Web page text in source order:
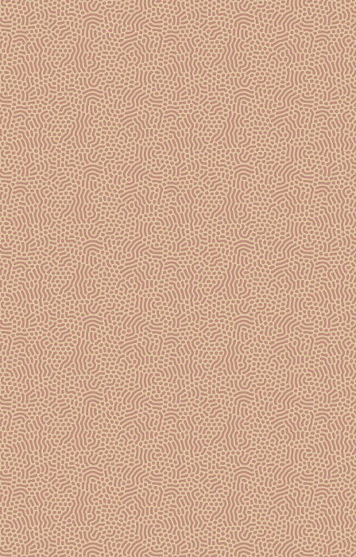
CHEF DE CAVES
ODILON DE VARINE
Cette cuvée est une véritable
invitation à la
gourmandise.
GOSSET